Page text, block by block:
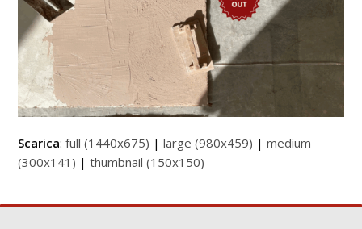
Scarica:full (1440x675) |large (980x459) |medium
(300x141) |thumbnail (150x150)